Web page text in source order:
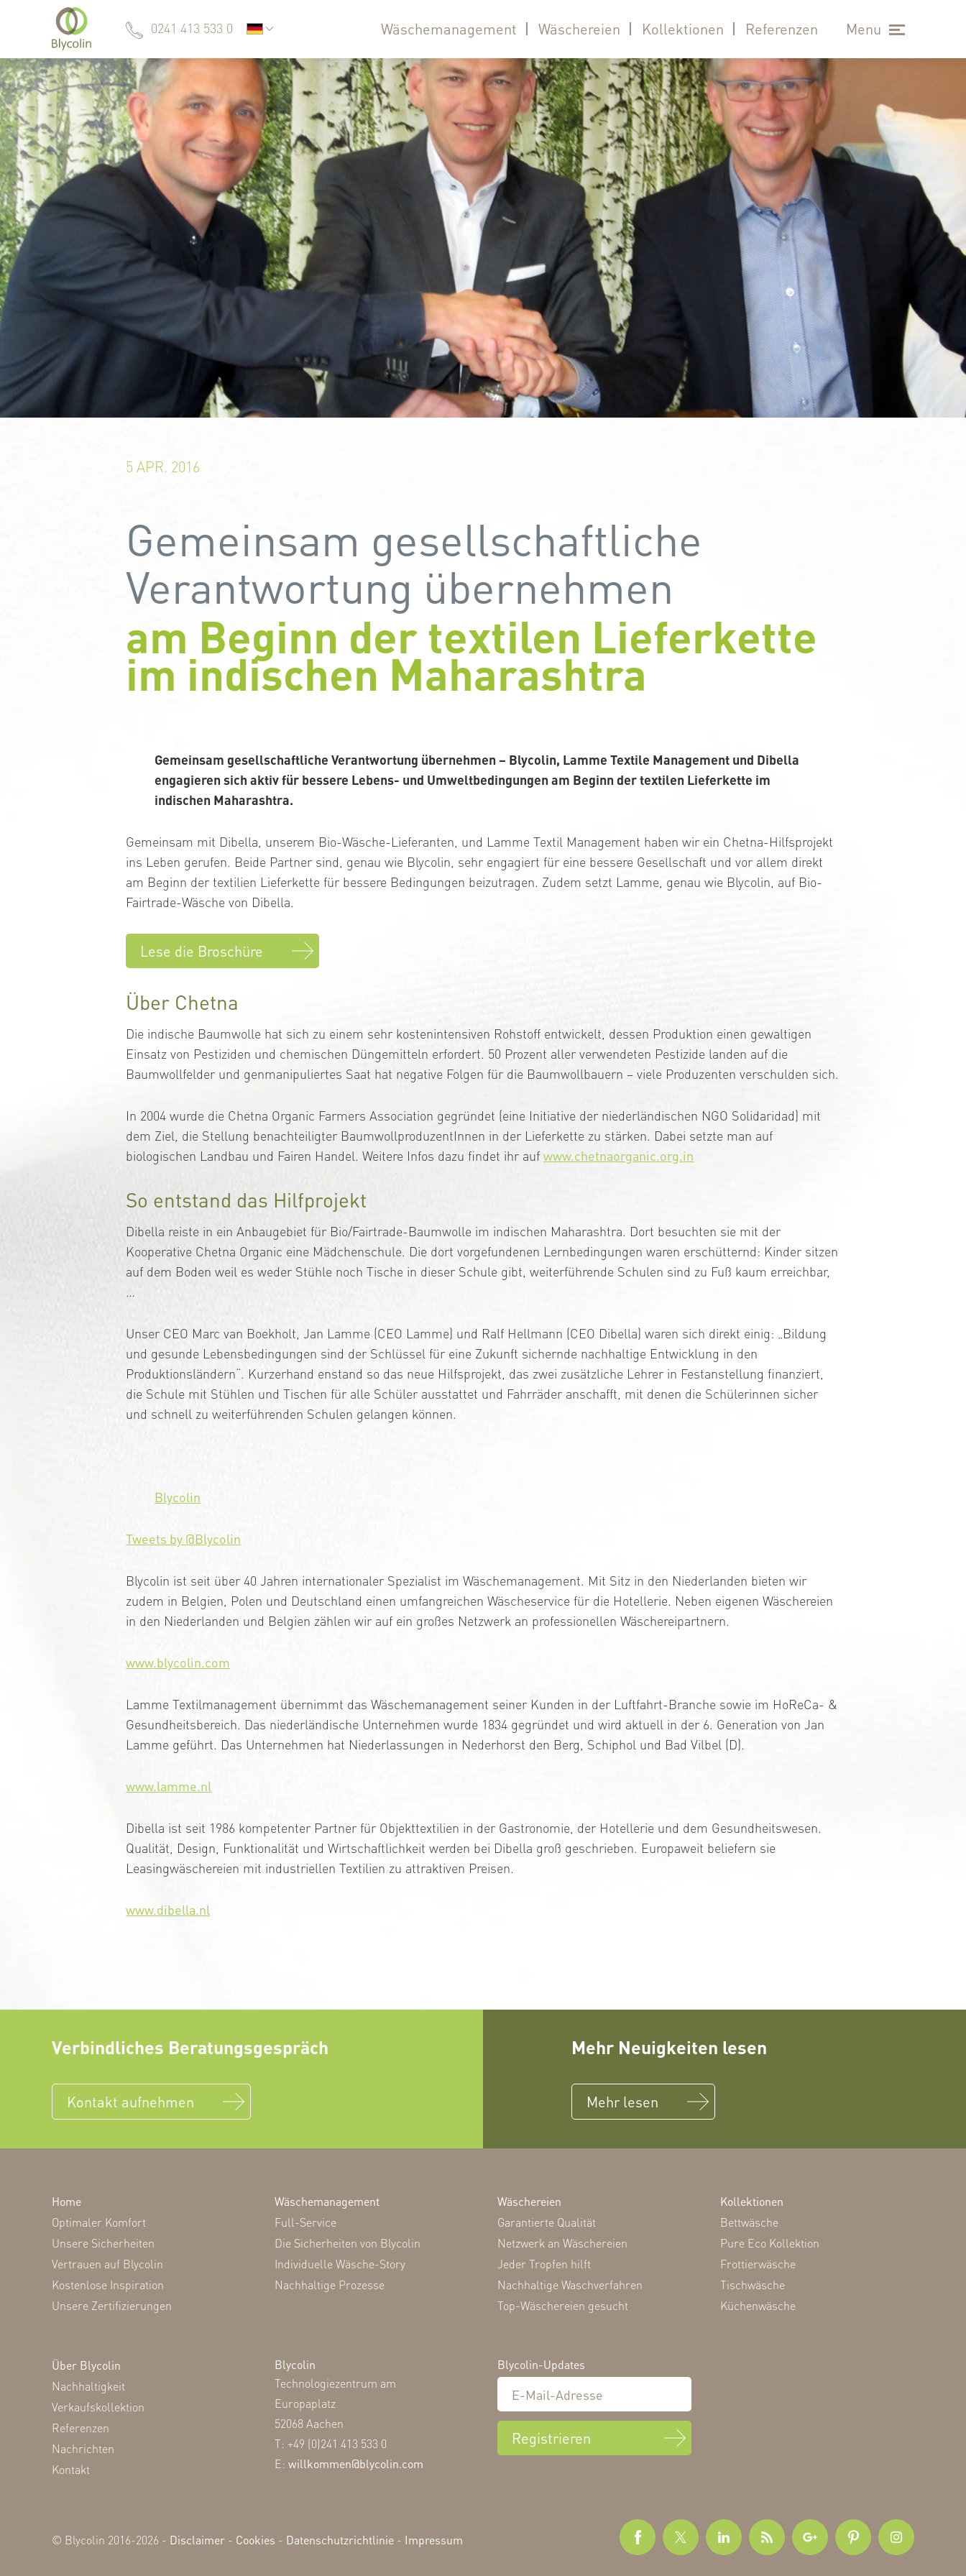
0241 413 533 0 Wäschemanagement Wäschereien Kollektionen Referenzen Menu
5 APR. 2016
Gemeinsam gesellschaftliche
Verantwortung übernehmen
am Beginn der textilen Lieferkette
im indischen Maharashtra
Gemeinsam gesellschaftliche Verantwortung übernehmen – Blycolin, Lamme Textile Management und Dibella
engagieren sich aktiv für bessere Lebens- und Umweltbedingungen am Beginn der textilen Lieferkette im
indischen Maharashtra.
Gemeinsam mit Dibella, unserem Bio-Wäsche-Lieferanten, und Lamme Textil Management haben wir ein Chetna-Hilfsprojekt
ins Leben gerufen. Beide Partner sind, genau wie Blycolin, sehr engagiert für eine bessere Gesellschaft und vor allem direkt
am Beginn der textilien Lieferkette für bessere Bedingungen beizutragen. Zudem setzt Lamme, genau wie Blycolin, auf Bio-
Fairtrade-Wäsche von Dibella.
Lese die Broschüre
Über Chetna
Die indische Baumwolle hat sich zu einem sehr kostenintensiven Rohstoff entwickelt, dessen Produktion einen gewaltigen
Einsatz von Pestiziden und chemischen Düngemitteln erfordert. 50 Prozent aller verwendeten Pestizide landen auf die
Baumwollfelder und genmanipuliertes Saat hat negative Folgen für die Baumwollbauern – viele Produzenten verschulden sich.
In 2004 wurde die Chetna Organic Farmers Association gegründet (eine Initiative der niederländischen NGO Solidaridad) mit
dem Ziel, die Stellung benachteiligter BaumwollproduzentInnen in der Lieferkette zu stärken. Dabei setzte man auf
biologischen Landbau und Fairen Handel. Weitere Infos dazu findet ihr aufwww.chetnaorganic.org.in
So entstand das Hilfprojekt
Dibella reiste in ein Anbaugebiet für Bio/Fairtrade-Baumwolle im indischen Maharashtra. Dort besuchten sie mit der
Kooperative Chetna Organic eine Mädchenschule. Die dort vorgefundenen Lernbedingungen waren erschütternd: Kinder sitzen
auf dem Boden weil es weder Stühle noch Tische in dieser Schule gibt, weiterführende Schulen sind zu Fuß kaum erreichbar,
…
Unser CEO Marc van Boekholt, Jan Lamme (CEO Lamme) und Ralf Hellmann (CEO Dibella) waren sich direkt einig: „Bildung
und gesunde Lebensbedingungen sind der Schlüssel für eine Zukunft sichernde nachhaltige Entwicklung in den
Produktionsländern“. Kurzerhand enstand so das neue Hilfsprojekt, das zwei zusätzliche Lehrer in Festanstellung finanziert,
die Schule mit Stühlen und Tischen für alle Schüler ausstattet und Fahrräder anschafft, mit denen die Schülerinnen sicher
und schnell zu weiterführenden Schulen gelangen können.
Blycolin
Tweets by @Blycolin
Blycolin ist seit über 40 Jahren internationaler Spezialist im Wäschemanagement. Mit Sitz in den Niederlanden bieten wir
zudem in Belgien, Polen und Deutschland einen umfangreichen Wäscheservice für die Hotellerie. Neben eigenen Wäschereien
in den Niederlanden und Belgien zählen wir auf ein großes Netzwerk an professionellen Wäschereipartnern.
www.blycolin.com
Lamme Textilmanagement übernimmt das Wäschemanagement seiner Kunden in der Luftfahrt-Branche sowie im HoReCa- &
Gesundheitsbereich. Das niederländische Unternehmen wurde 1834 gegründet und wird aktuell in der 6. Generation von Jan
Lamme geführt. Das Unternehmen hat Niederlassungen in Nederhorst den Berg, Schiphol und Bad Vilbel (D).
www.lamme.nl
Dibella ist seit 1986 kompetenter Partner für Objekttextilien in der Gastronomie, der Hotellerie und dem Gesundheitswesen.
Qualität, Design, Funktionalität und Wirtschaftlichkeit werden bei Dibella groß geschrieben. Europaweit beliefern sie
Leasingwäschereien mit industriellen Textilien zu attraktiven Preisen.
www.dibella.nl
Verbindliches Beratungsgespräch
Kontakt aufnehmen
Mehr Neuigkeiten lesen
Mehr lesen
Home
Optimaler Komfort
Unsere Sicherheiten
Vertrauen auf Blycolin
Kostenlose Inspiration
Unsere Zertifizierungen
Wäschemanagement
Full-Service
Die Sicherheiten von Blycolin
Individuelle Wäsche-Story
Nachhaltige Prozesse
Wäschereien
Garantierte Qualität
Netzwerk an Wäschereien
Jeder Tropfen hilft
Nachhaltige Waschverfahren
Top-Wäschereien gesucht
Kollektionen
Bettwäsche
Pure Eco Kollektion
Frottierwäsche
Tischwäsche
Küchenwäsche
Über Blycolin
Nachhaltigkeit
Verkaufskollektion
Referenzen
Nachrichten
Kontakt
Blycolin
Technologiezentrum am
Europaplatz
52068 Aachen
T: +49 (0)241 413 533 0
E: willkommen@blycolin.com
Blycolin-Updates
Registrieren
© Blycolin 2016-2026 - Disclaimer - Cookies - Datenschutzrichtlinie - Impressum